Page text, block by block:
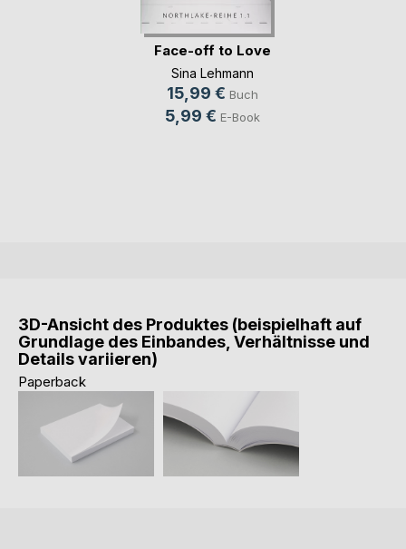
Face-off to Love
Sina Lehmann
15,99 € Buch
5,99 € E-Book
3D-Ansicht des Produktes (beispielhaft auf
Grundlage des Einbandes, Verhältnisse und
Details variieren)
Paperback